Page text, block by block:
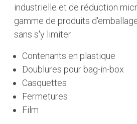
industrielle et de réduction
gamme de produits
sans s'y limiter :
Contenants en plastique
Doublures pour bag-in-box
Casquettes
Fermetures
Film